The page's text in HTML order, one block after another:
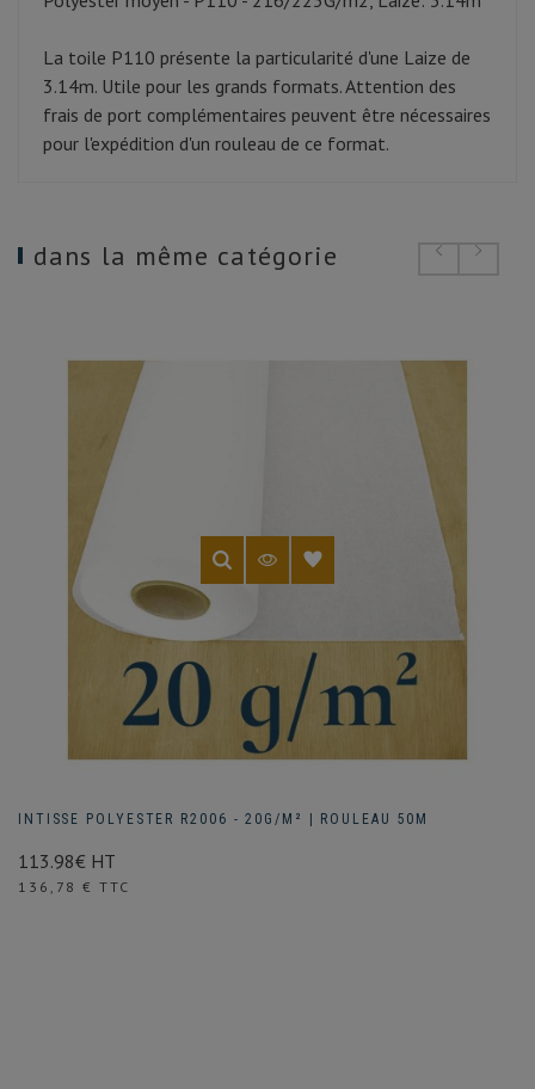
La toile P110 présente la particularité d'une Laize de
3.14m. Utile pour les grands formats. Attention des
frais de port complémentaires peuvent être nécessaires
pour l'expédition d'un rouleau de ce format.
dans la même catégorie
INTISSE POLYESTER R2006 - 20G/M² | ROULEAU 50M
113.98€ HT
Prix
136,78 € TTC